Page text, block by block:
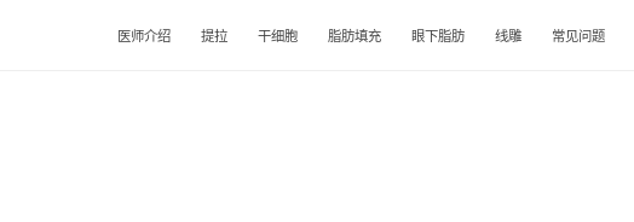
医师介绍 提拉 干细胞 脂肪填充 眼下脂肪 线雕 常见问题